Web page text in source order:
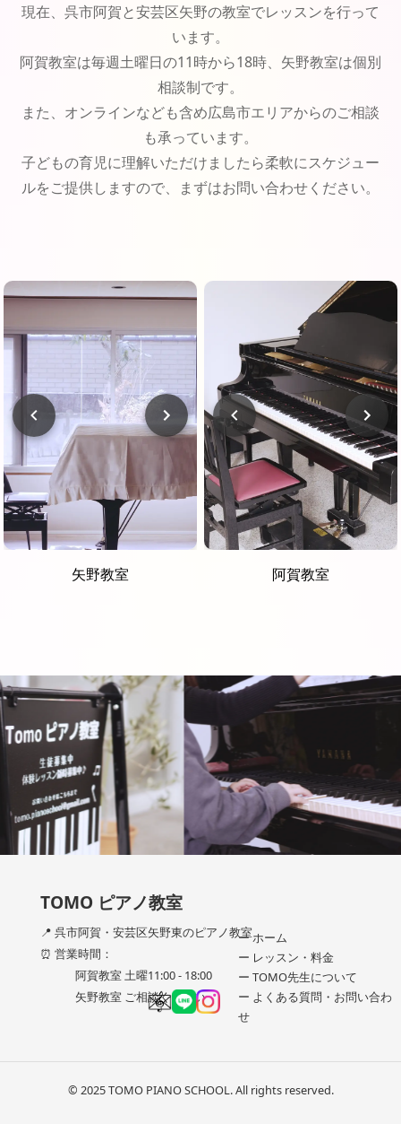
現在、呉市阿賀と安芸区矢野の教室でレッスンを行って
います。
阿賀教室は毎週土曜日の11時から18時、矢野教室は個別
相談制です。
また、オンラインなども含め広島市エリアからのご相談
も承っています。
子どもの育児に理解いただけましたら柔軟にスケジュー
ルをご提供しますので、まずはお問い合わせください。
矢野教室 阿賀教室
TOMO ピアノ教室
📍 呉市阿賀・安芸区矢野東のピアノ教室
⏰ 営業時間：
阿賀教室 土曜11:00 - 18:00
矢野教室 ご相談ください
ー ホーム
ー レッスン・料金
ー TOMO先生について
ー よくある質問・お問い合わ
せ
© 2025 TOMO PIANO SCHOOL. All rights reserved.